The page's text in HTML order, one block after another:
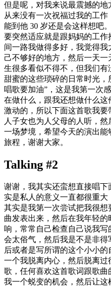
但是呢，对我来说最震撼的
从来没有一次祝福过我的工
能到他 30 岁还是会这样想吧
要突然适应就是跟妈妈的工
间一路我做得多好，我觉得
己不够好的地方，然后一天
生很多看似不得不，但我们
甜蜜的这些琐碎的日常时光
唱歌要加油”，这是我第一次
在做什么，跟我还想做什么
激动的，所以下面这首歌我
人子女也为人父母的人听，
一场梦境，希望今天的演出
旅程，谢谢大家。
Talking #2
谢谢，我其实还蛮想直接唱
实是私人的意义一直都很重大
其实是我第一次尝试把我很
曲发表出来，然后在我年轻
响，常常自己检查自己说我
会太俗气，然后我是不是非
后或者是写所谓的这个小小
一个我脱离内心，然后脱离
歌，任何喜欢这首歌词跟歌
我一个蜕变的机会，然后让这